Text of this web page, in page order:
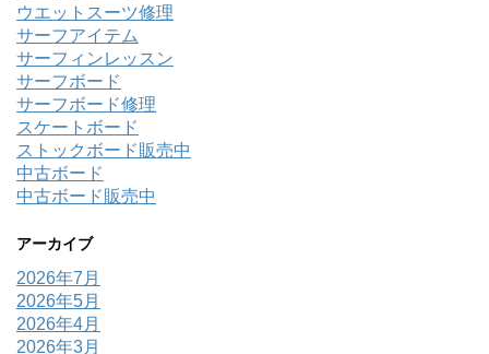
ウエットスーツ修理
サーフアイテム
サーフィンレッスン
サーフボード
サーフボード修理
スケートボード
ストックボード販売中
中古ボード
中古ボード販売中
アーカイブ
2026年7月
2026年5月
2026年4月
2026年3月